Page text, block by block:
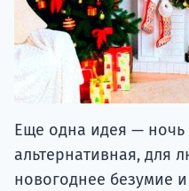
Еще одна идея —
альтернативная, для
новогоднее безумие